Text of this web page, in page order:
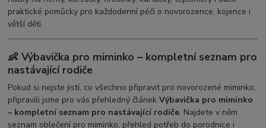
praktické pomůcky pro každodenní péči o novorozence, kojence i
větší děti.
👶 Výbavička pro miminko – kompletní seznam pro
nastávající rodiče
Pokud si nejste jistí, co všechno připravit pro novorozené miminko,
připravili jsme pro vás přehledný článekVýbavička pro miminko
– kompletní seznam pro nastávající rodiče. Najdete v něm
seznam oblečení pro miminko, přehled potřeb do porodnice i